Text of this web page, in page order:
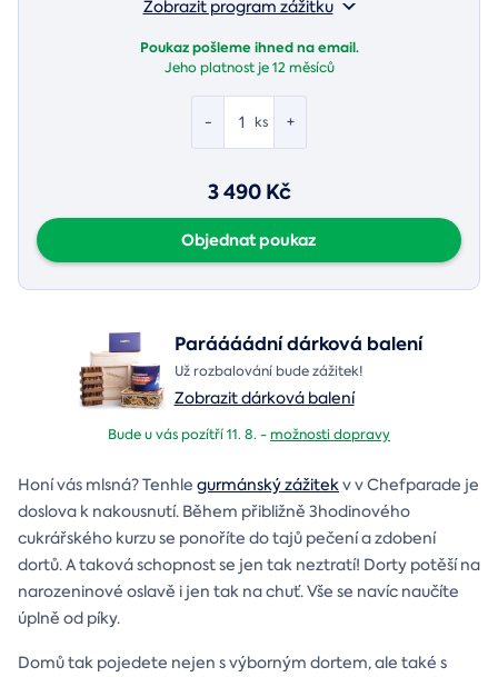
Zobrazit program zážitku
Poukaz pošleme ihned na email.
Jeho platnost je12 měsíců
- +
ks
3 490 Kč
Objednat poukaz
Paráááádní dárková balení
Už rozbalování bude zážitek!
Zobrazit dárková balení
Bude u vás pozítří 11. 8. -možnosti dopravy
Honí vás mlsná? Tenhle gurmánský zážitekv v Chefparade je
doslova k nakousnutí. Během přibližně 3hodinového
cukrářského kurzu se ponoříte do tajů pečení a zdobení
dortů. A taková schopnost se jen tak neztratí! Dorty potěší na
narozeninové oslavě i jen tak na chuť. Vše se navíc naučíte
úplně od píky.
Domů tak pojedete nejen s výborným dortem, ale také s